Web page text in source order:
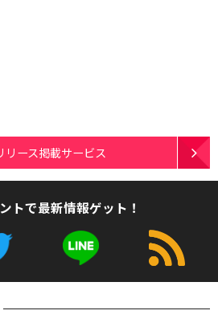
リース掲載サービス
トで最新情報ゲット！